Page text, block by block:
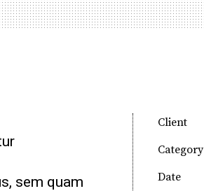
sem quam
Client
Category
Date